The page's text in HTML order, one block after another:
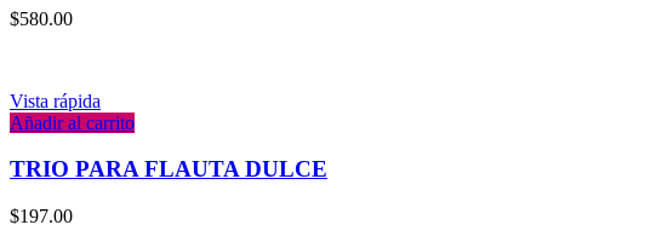
$580.00
Vista rápida
Añadir al carrito
TRIO PARA FLAUTA DULCE
$197.00